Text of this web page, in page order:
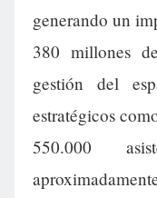
generando un
380 millones
gestión del
estratégicos
550.000